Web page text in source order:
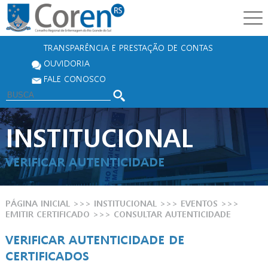
TRANSPARÊNCIA E PRESTAÇÃO DE CONTAS
OUVIDORIA
FALE CONOSCO
INSTITUCIONAL
VERIFICAR AUTENTICIDADE
PÁGINA INICIAL >>> INSTITUCIONAL >>> EVENTOS >>>
EMITIR CERTIFICADO >>> CONSULTAR AUTENTICIDADE
VERIFICAR AUTENTICIDADE DE
CERTIFICADOS